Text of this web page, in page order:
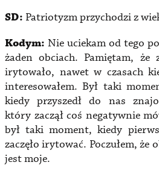
SD: Patriotyzm przychodzi z
Kodym: Nie uciekam od tego
żaden obciach. Pamiętam, że
irytowało, nawet w czasach
interesowałem. Był taki
kiedy przyszedł do nas
który zaczął coś negatywnie
był taki moment, kiedy
zaczęło irytować. Poczułem, że
jest moje.